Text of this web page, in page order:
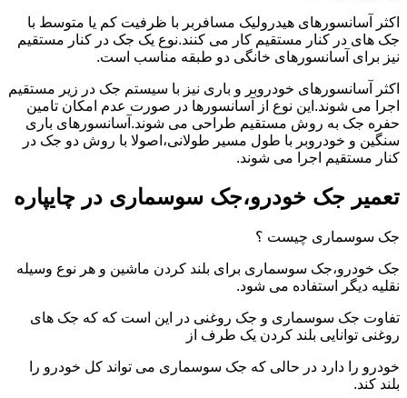
اکثر آسانسورهای هیدرولیک مسافربر با ظرفیت کم یا متوسط با
جک های در کنار مستقیم کار می کنند.نوع یک جک در کنار مستقیم
نیز برای آسانسورهای خانگی دو طبقه مناسب است.
اکثر آسانسورهای خودروبر و باری نیز با سیستم جک در زیر مستقیم
اجرا می شوند.این نوع از آسانسورها در صورت عدم امکان تامین
حفره جک به روش مستقیم طراحی می شوند.آسانسورهای باری
سنگین و خودروبر با طول مسیر طولانی،اصولا با روش دو جک در
کنار مستقیم اجرا می شوند.
تعمیر جک خودرو،جک سوسماری در چایپاره
جک سوسماری چیست ؟
جک خودرو،جک سوسماری برای بلند کردن ماشین و هر نوع وسیله
نقلیه دیگر استفاده می شود.
تفاوت جک سوسماری و جک روغنی در این است که که جک های
روغنی توانایی بلند کردن یک طرف از
خودرو را دارد در حالی که جک سوسماری می تواند کل خودرو را
بلند کند.